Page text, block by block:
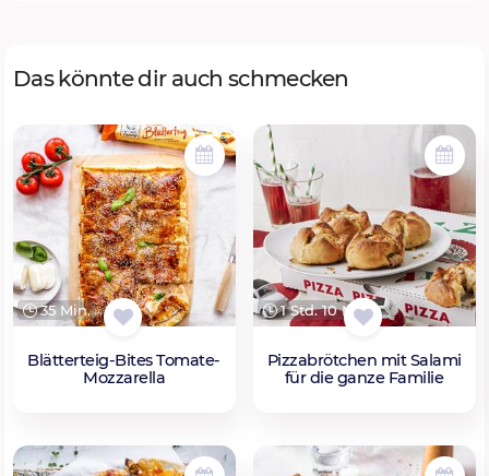
Das könnte dir auch schmecken
35 Min.
Blätterteig-Bites Tomate-
Mozzarella
1 Std. 10 Min.
Pizzabrötchen mit Salami
für die ganze Familie